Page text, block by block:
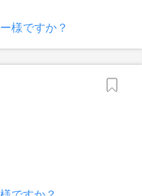
様ですか？